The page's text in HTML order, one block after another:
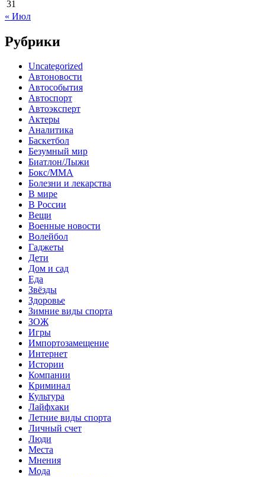
31
« Июл
Рубрики
Uncategorized
Автоновости
Автособытия
Автоспорт
Автоэксперт
Актеры
Аналитика
Баскетбол
Безумный мир
Биатлон/Лыжи
Бокс/MMA
Болезни и лекарства
В мире
В России
Вещи
Военные новости
Волейбол
Гаджеты
Дети
Дом и сад
Еда
Звёзды
Здоровье
Зимние виды спорта
ЗОЖ
Игры
Импортозамещение
Интернет
Истории
Компании
Криминал
Культура
Лайфхаки
Летние виды спорта
Личный счет
Люди
Места
Мнения
Мода